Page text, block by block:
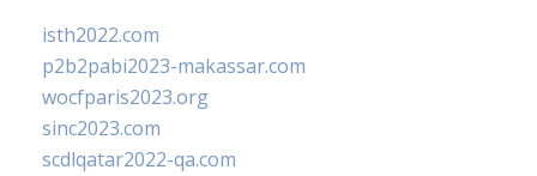
isth2022.com
p2b2pabi2023-makassar.com
wocfparis2023.org
sinc2023.com
scdlqatar2022-qa.com